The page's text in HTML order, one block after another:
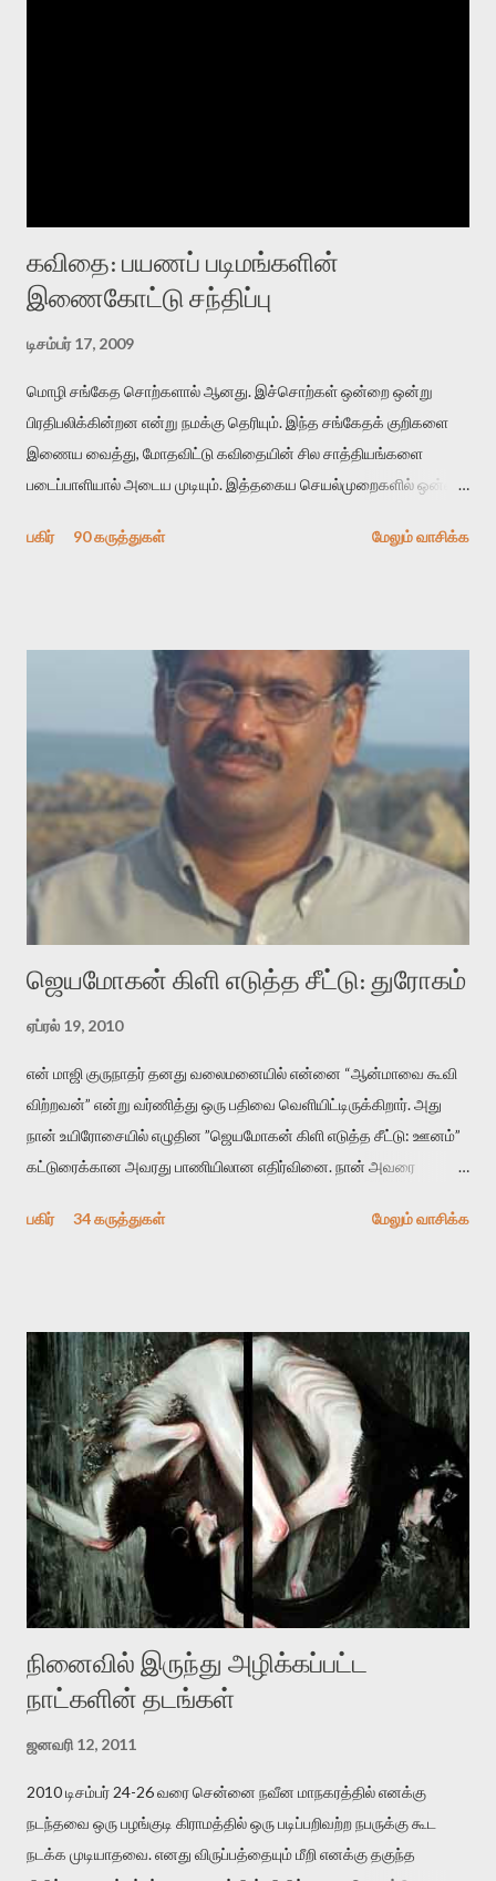
கவிதை: பயணப் படிமங்களின்
இணைகோட்டு சந்திப்பு
டிசம்பர் 17, 2009
மொழி சங்கேத சொற்களால் ஆனது. இச்சொற்கள் ஒன்றை ஒன்று
பிரதிபலிக்கின்றன என்று நமக்கு தெரியும். இந்த சங்கேதக் குறிகளை
இணைய வைத்து, மோதவிட்டு கவிதையின் சில சாத்தியங்களை
படைப்பாளியால் அடைய முடியும். இத்தகைய செயல்முறைகளில் ஒன்றை
காலத்தில் ஜாலவித்தைக்காரர்கள் வந்து போன பின் அவர்களின்
அதிகமாக்கும். கொல்லாது. ஒரு கனவை மீட்டெடுப்பதன் நோக்கம்
என்னவாக இருக்கும்? கவிதையின் அரூப இயக்கத்தை பொதுவயமாக
வடிக்க முயல்வதும் அதற்கே. கோயில் கருவறையின்
மென்வெளிச்சத்தில் நுண்பேசியின் படக்கருவியை இயக்கி சாத்தி
வைத்து விட்டு இயக்கத்தை அறிவோம். அறிதல் அபச்சாரமில்லை.
பயணப் படிமம் என்பது காக்னிடிவ் பொயடிக்ஸ் எனும் சமகால
விமர்சனத்தின் ஒரு முக்கிய கருவி. இக்கருவியை மனுஷ்யபுத்திரனின்
“காலை வணக்கங்கள்” எனும் ஒரு கவிதையில் சொருகப் போகிறோம்.
முதலில் கருவியை பழகுவோம். அன்றாட மொழியில் ஒன்று ம...
பகிர் 90 கருத்துகள் மேலும் வாசிக்க
ஜெயமோகன் கிளி எடுத்த சீட்டு: துரோகம்
ஏப்ரல் 19, 2010
என் மாஜி குருநாதர் தனது வலைமனையில் என்னை “ஆன்மாவை கூவி
விற்றவன்” என்று வர்ணித்து ஒரு பதிவை வெளியிட்டிருக்கிறார். அது
நான் உயிரோசையில் எழுதின ”ஜெயமோகன் கிளி எடுத்த சீட்டு: ஊனம்”
கட்டுரைக்கான அவரது பாணியிலான எதிர்வினை. நான் அவரை
பதிவை படித்த நண்பர்கள் பலரும் அவருக்காக இரக்கப்பட்டார்கள்.
தனது இணையதளத்திலே தொடர்ந்து பதிவு செய்கிறார். உயிர்மை
இன்னும் சில வருடங்களுக்கு தனக்கு எதிராக எழுத்தாளர்களை ஏவி
விட்டபடி இருக்கும் என்று ஒரு அச்சத்தை வெளிப்படுத்தியபடி
இருக்கிறார். அவர் கடுமையான பாதுகாப்பின்மை மனநிலையில் உள்ளார்.
உயிர்மை அவரை தாக்க உத்தேசித்தாலும் இல்லை என்றாலும்
ஜெயமோகன் அந்த பிரமையால் தொடர்ந்து அச்சுறுத்தலுக்கு உள்ளாகி
உள்ளார். உங்களை பற்றின இந்த தாக்குதல் கூட இதன் வெளிப்பாடு தான்”.
உண்மையே! ராக்கி படத்தில் குத்துச்சண்டை வீரராக வரும் சில்வெஸ்டர்
ஓரிடத்தில் சொல்வார்: ...
பகிர் 34 கருத்துகள் மேலும் வாசிக்க
நினைவில் இருந்து அழிக்கப்பட்ட
நாட்களின் தடங்கள்
ஜனவரி 12, 2011
2010 டிசம்பர் 24-26 வரை சென்னை நவீன மாநகரத்தில் எனக்கு
நடந்தவை ஒரு பழங்குடி கிராமத்தில் ஒரு படிப்பறிவற்ற நபருக்கு கூட
நடக்க முடியாதவை. எனது விருப்பத்தையும் மீறி எனக்கு தகுந்த